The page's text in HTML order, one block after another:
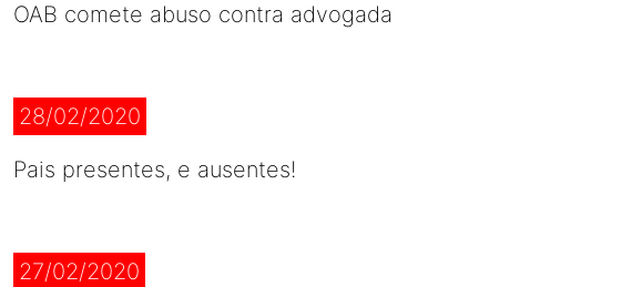
OAB comete abuso contra advogada
28/02/2020
Pais presentes, e ausentes!
27/02/2020